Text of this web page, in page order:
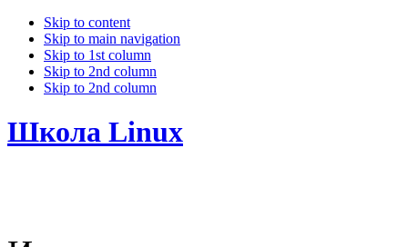
Skip to content
Skip to main navigation
Skip to 1st column
Skip to 2nd column
Skip to 2nd column
Школа Linux